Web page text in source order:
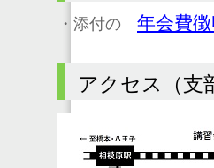
・添付の 年会費徴
アクセス（支